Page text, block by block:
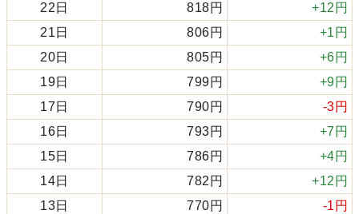
22日
818円
+12円
21日
806円
+1円
20日
805円
+6円
19日
799円
+9円
17日
790円
-3円
16日
793円
+7円
15日
786円
+4円
14日
782円
+12円
13日
770円
-1円